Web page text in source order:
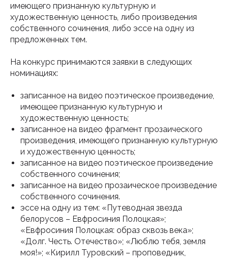
имеющего признанную культурную и
художественную ценность, либо произведения
собственного сочинения, либо эссе на одну из
предложенных тем.
На конкурс принимаются заявки в следующих
номинациях:
записанное на видео поэтическое произведение,
имеющее признанную культурную и
художественную ценность;
записанное на видео фрагмент прозаического
произведения, имеющего признанную культурную
и художественную ценность;
записанное на видео поэтическое произведение
собственного сочинения;
записанное на видео прозаическое произведение
собственного сочинения.
эссе на одну из тем: «Путеводная звезда
белорусов – Евфросиния Полоцкая»;
«Евфросиния Полоцкая: образ сквозь века»;
«Долг. Честь. Отечество»; «Люблю тебя, земля
моя!»; «Кирилл Туровский – проповедник,